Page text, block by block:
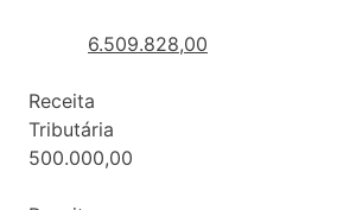
6.509.828,00
Receita
500.000,00